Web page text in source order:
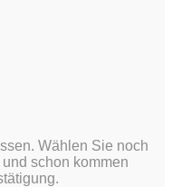
Wählen Sie noch
schon kommen